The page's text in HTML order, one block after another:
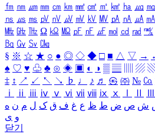
㎙ ㎚ ㎛ ㎜ ㎝ ㎞ ㎟ ㎠ ㎡ ㎢ ㏊ ㎍ ㎎
㎱ ㎲ ㎳ ㎴ ㎵ ㎶ ㎷ ㎸ ㎹ ㎀ ㎁ ㎂ ㎃
㎒ ㎓ ㎔ Ω ㏀ ㏁ ㎊ ㎋ ㎌ ㏖ ㏅ ㎭ ㎮
㏃ ㏉ ㏜ ㏆
§ ※ ☆ ★ ○ ● ◎ ◇ ◆ □ ■ △ ▽ →
♠ ♡ ♥ ♧ ♣ ⊙ ◈ ▣ ◐ ◑ ▒ ▤ ▨
‡ ↕ ↗ ↙ ↖ ↘ ♭ ♩ ♪ ♬ ㉿ ㈜ № ㏇
ⅰ
ⅱ ⅲ ⅳ ⅴ ⅵ ⅶ ⅷ ⅸ ⅹ
ش ص ض ط ظ ع غ ف ق ک ل م ن ه
و ی
닫기